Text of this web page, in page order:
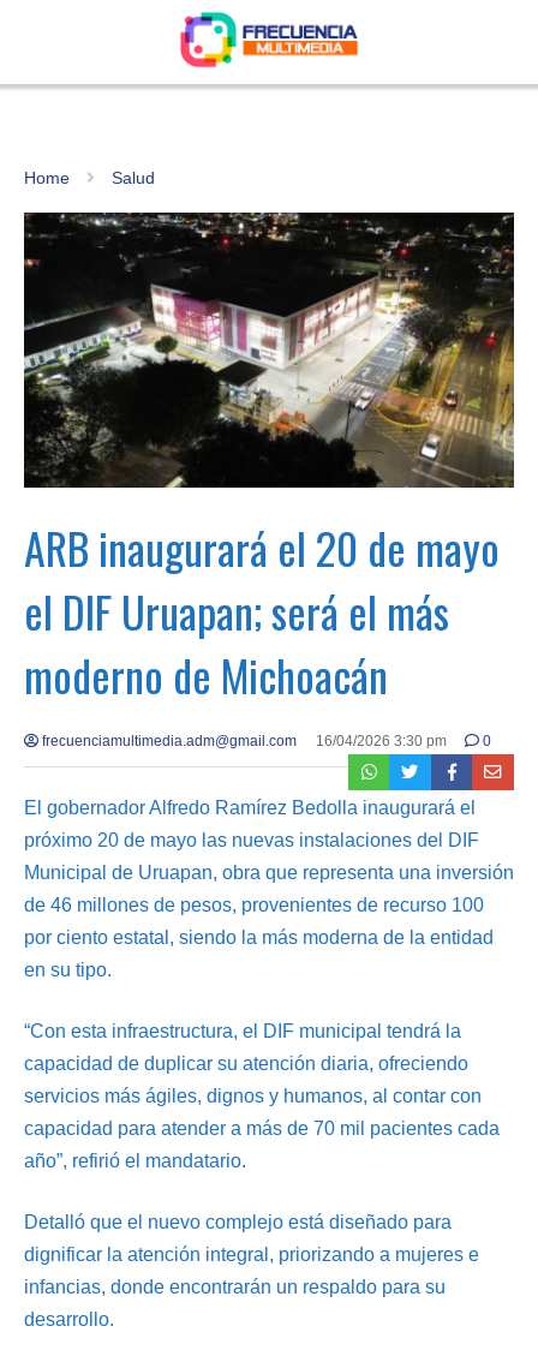
Home Salud
ARB inaugurará el 20 de mayo
el DIF Uruapan; será el más
moderno de Michoacán
frecuenciamultimedia.adm@gmail.com 16/04/2026 3:30 pm 0
El gobernador Alfredo Ramírez Bedolla inaugurará el
próximo 20 de mayo las nuevas instalaciones del DIF
Municipal de Uruapan, obra que representa una inversión
de 46 millones de pesos, provenientes de recurso 100
por ciento estatal, siendo la más moderna de la entidad
en su tipo.
“Con esta infraestructura, el DIF municipal tendrá la
capacidad de duplicar su atención diaria, ofreciendo
servicios más ágiles, dignos y humanos, al contar con
capacidad para atender a más de 70 mil pacientes cada
año”, refirió el mandatario.
Detalló que el nuevo complejo está diseñado para
dignificar la atención integral, priorizando a mujeres e
infancias, donde encontrarán un respaldo para su
desarrollo.